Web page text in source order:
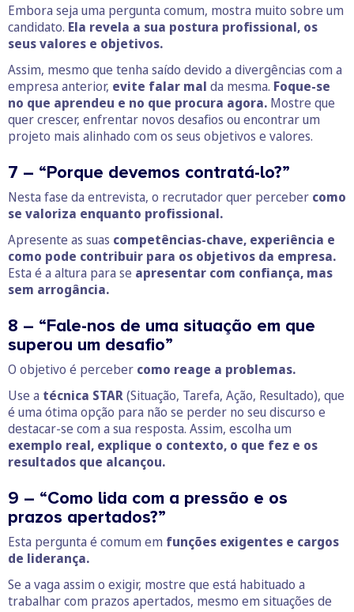
Embora seja uma pergunta comum, mostra muito sobre um
candidato. Ela revela a sua postura profissional, os
seus valores e objetivos.
Assim, mesmo que tenha saído devido a divergências com a
empresa anterior, evite falar mal da mesma. Foque-se
no que aprendeu e no que procura agora. Mostre que
quer crescer, enfrentar novos desafios ou encontrar um
projeto mais alinhado com os seus objetivos e valores.
7 – “Porque devemos contratá-lo?”
Nesta fase da entrevista, o recrutador quer perceber como
se valoriza enquanto profissional.
Apresente as suas competências-chave, experiência e
como pode contribuir para os objetivos da empresa.
Esta é a altura para se apresentar com confiança, mas
sem arrogância.
8 – “Fale-nos de uma situação em que
superou um desafio”
O objetivo é perceber como reage a problemas.
Use a técnica STAR(Situação, Tarefa, Ação, Resultado), que
é uma ótima opção para não se perder no seu discurso e
destacar-se com a sua resposta. Assim, escolha um
exemplo real, explique o contexto, o que fez e os
resultados que alcançou.
9 – “Como lida com a pressão e os
prazos apertados?”
Esta pergunta é comum em funções exigentes e cargos
de liderança.
Se a vaga assim o exigir, mostre que está habituado a
trabalhar com prazos apertados, mesmo em situações de